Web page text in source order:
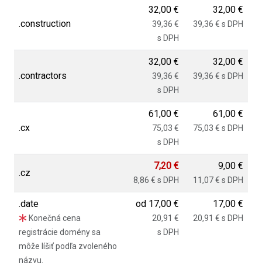
.construction
32,00 €
39,36 €
s DPH
32,00 €
39,36 € s DPH
.contractors
32,00 €
39,36 €
s DPH
32,00 €
39,36 € s DPH
.cx
61,00 €
75,03 €
s DPH
61,00 €
75,03 € s DPH
.cz
7,20 €
8,86 € s DPH
9,00 €
11,07 € s DPH
.date
Konečná cena
registrácie domény sa
môže líšiť podľa zvoleného
názvu.
od 17,00 €
20,91 €
s DPH
17,00 €
20,91 € s DPH